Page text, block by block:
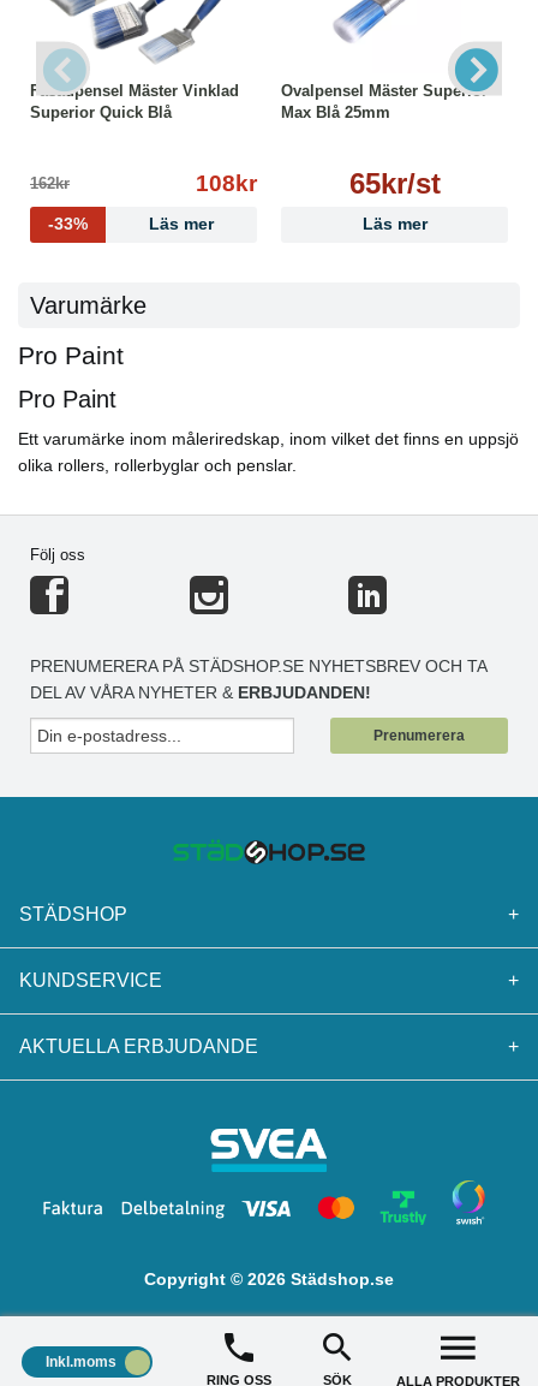
Fasadpensel Mäster Vinklad
Superior Quick Blå
162kr 108kr
-33% Läs mer
Ovalpensel Mäster Superior
Max Blå 25mm
65kr/st
Läs mer
Varumärke
Pro Paint
Pro Paint
Ett varumärke inom måleriredskap, inom vilket det finns en uppsjö
olika rollers, rollerbyglar och penslar.
Följ oss
PRENUMERERA PÅ STÄDSHOP.SE NYHETSBREV OCH TA
DEL AV VÅRA NYHETER & ERBJUDANDEN!
Prenumerera
STÄDSHOP +
KUNDSERVICE +
AKTUELLA ERBJUDANDE +
Copyright © 2026 Städshop.se
Inkl.moms
RING OSS SÖK ALLA PRODUKTER